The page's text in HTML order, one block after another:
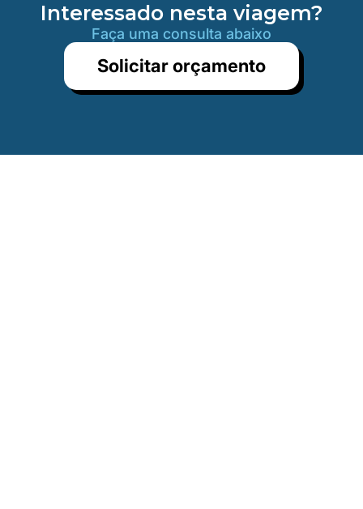
Interessado nesta viagem?
Faça uma consulta abaixo
Solicitar orçamento